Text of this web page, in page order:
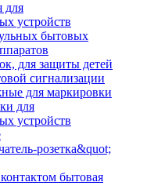
для
устройств
бытовых
для защиты детей
сигнализации
для маркировки
для
устройств
розетка&quot;
бытовая